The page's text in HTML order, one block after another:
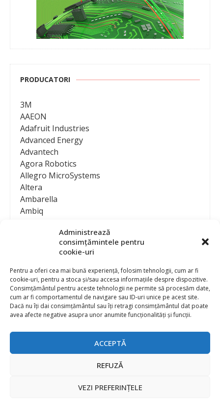
Administrează
consimțămintele pentru
cookie-uri
Pentru a oferi cea mai bună experiență, folosim tehnologii, cum ar fi
cookie-uri, pentru a stoca și/sau accesa informațiile despre dispozitive.
Consimțământul pentru aceste tehnologii ne permite să procesăm date,
cum ar fi comportamentul de navigare sau ID-uri unice pe acest site.
Dacă nu îți dai consimțământul sau îți retragi consimțământul dat poate
avea afecte negative asupra unor anumite funcționalități și funcții.
ACCEPTĂ
REFUZĂ
VEZI PREFERINȚELE
PRODUCATORI
3M
AAEON
Adafruit Industries
Advanced Energy
Advantech
Agora Robotics
Allegro MicroSystems
Altera
Ambarella
Ambiq
Analog Devices
Anritsu Corporation
Ansys
APS
Arduino
Arm
Asentics
ATEN International
ATTEND Technology
Contact
Publicitate
Abonament la revista “Electronica Azi”